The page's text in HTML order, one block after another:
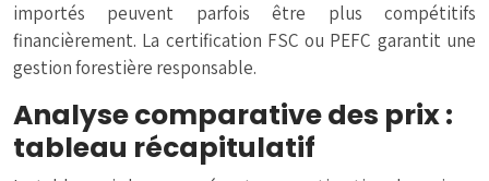
importés peuvent parfois être plus compétitifs
financièrement. La certification FSC ou PEFC garantit une
gestion forestière responsable.
Analyse comparative des prix :
tableau récapitulatif